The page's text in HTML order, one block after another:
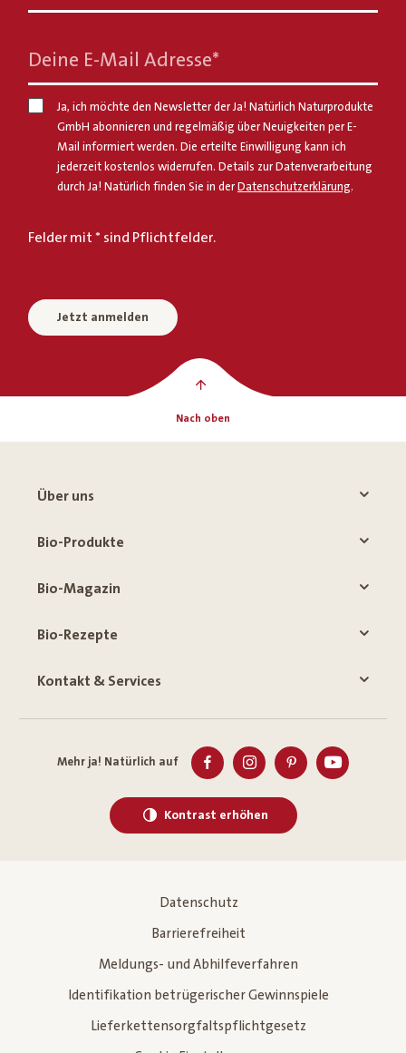
Deine E-Mail Adresse*
Ja, ich möchte den Newsletter der Ja! Natürlich Naturprodukte
GmbH abonnieren und regelmäßig über Neuigkeiten per E-
Mail informiert werden. Die erteilte Einwilligung kann ich
jederzeit kostenlos widerrufen. Details zur Datenverarbeitung
durch Ja! Natürlich finden Sie in derDatenschutzerklärung.
Felder mit * sind Pflichtfelder.
Jetzt anmelden
Nach oben
Über uns
Bio-Produkte
Bio-Magazin
Bio-Rezepte
Kontakt & Services
Mehr ja! Natürlich auf
Kontrast erhöhen
Datenschutz
Barrierefreiheit
Meldungs- und Abhilfeverfahren
Identifikation betrügerischer Gewinnspiele
Lieferkettensorgfaltspflichtgesetz